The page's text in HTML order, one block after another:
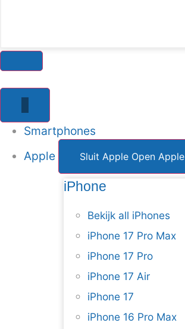
Smartphones
Apple
Sluit Apple Open Apple
iPhone
Bekijk all iPhones
iPhone 17 Pro Max
iPhone 17 Pro
iPhone 17 Air
iPhone 17
iPhone 16 Pro Max